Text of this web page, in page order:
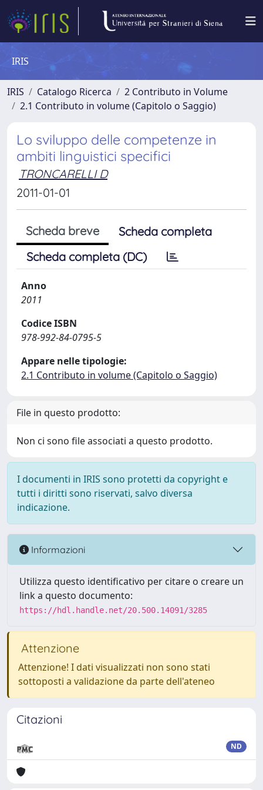
IRIS
IRIS Catalogo Ricerca
2 Contributo in Volume
2.1 Contributo in volume (Capitolo o Saggio)
Lo sviluppo delle competenze in
ambiti linguistici specifici
TRONCARELLI D
2011-01-01
Scheda breve
Scheda completa
Scheda completa (DC)
Anno
2011
Codice ISBN
978-992-84-0795-5
Appare nelle tipologie:
2.1 Contributo in volume (Capitolo o Saggio)
File in questo prodotto:
Non ci sono file associati a questo prodotto.
I documenti in IRIS sono protetti da copyright e
tutti i diritti sono riservati, salvo diversa
indicazione.
Informazioni
Utilizza questo identificativo per citare o creare un
link a questo documento:
https://hdl.handle.net/20.500.14091/3285
Attenzione
Attenzione! I dati visualizzati non sono stati
sottoposti a validazione da parte dell'ateneo
Citazioni
ND